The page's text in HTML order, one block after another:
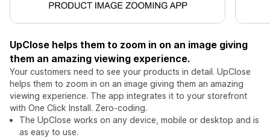
UpClose helps them to zoom in on an image giving
them an amazing viewing experience.
Your customers need to see your products in detail. UpClose
helps them to zoom in on an image giving them an amazing
viewing experience. The app integrates it to your storefront
with One Click Install. Zero-coding.
The UpClose works on any device, mobile or desktop and is
as easy to use.